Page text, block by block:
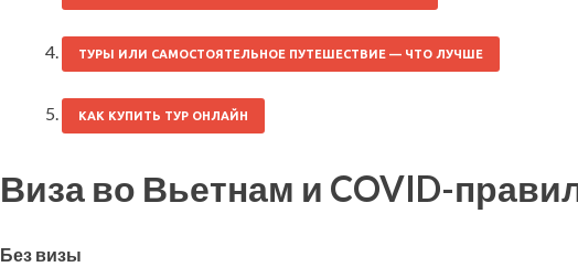
ТУРЫ ИЛИ САМОСТОЯТЕЛЬНОЕ ПУТЕШЕСТВИЕ — ЧТО ЛУЧШЕ
КАК КУПИТЬ ТУР ОНЛАЙН
Виза во Вьетнам и COVID-
Без визы